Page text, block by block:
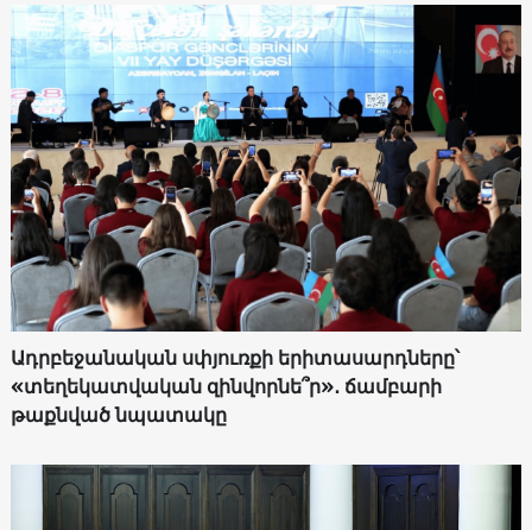
Ադրբեջանական սփյուռքի երիտասարդները՝
«տեղեկատվական զինվորնե՞ր»․ ճամբարի
թաքնված նպատակը